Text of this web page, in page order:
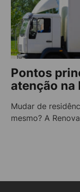
Pontos
atenção na
Mudar de
mesmo? A